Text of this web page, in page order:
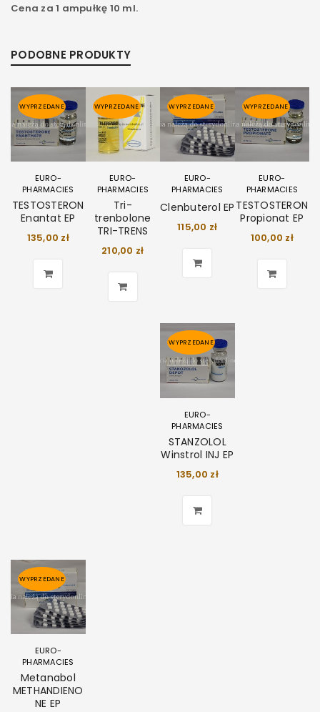
Cena za 1 ampułkę 10 ml.
PODOBNE PRODUKTY
WYPRZEDANE
EURO-
PHARMACIES
TESTOSTERON
Enantat EP
135,00 zł
WYPRZEDANE
EURO-
PHARMACIES
Tri-
trenbolone
TRI-TRENS
210,00 zł
WYPRZEDANE
EURO-
PHARMACIES
Clenbuterol EP
115,00 zł
WYPRZEDANE
EURO-
PHARMACIES
TESTOSTERON
Propionat EP
100,00 zł
WYPRZEDANE
EURO-
PHARMACIES
STANZOLOL
Winstrol INJ EP
135,00 zł
WYPRZEDANE
EURO-
PHARMACIES
Metanabol
METHANDIENO
NE EP